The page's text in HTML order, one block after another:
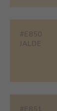
#E850
JALDE